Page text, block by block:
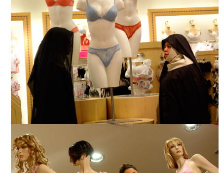
CHILES XALAPEÑOS, CORTESÍA DIRECTOR
CHILES XALAPEÑOS, CORTESÍA DIRECTOR